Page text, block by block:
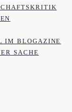
IM BLOGAZINE
SACHE